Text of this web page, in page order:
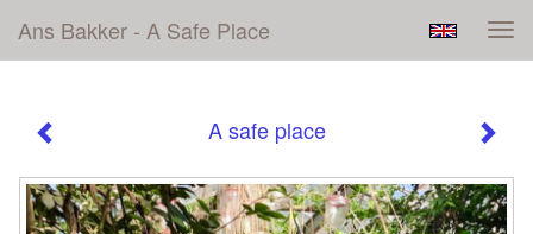
Ans Bakker - A Safe Place
A safe place